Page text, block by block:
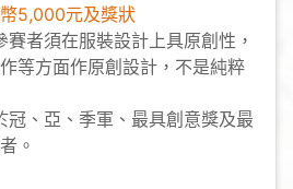
5,000元及獎狀
者須在服裝設計上具原創性，
等方面作原創設計，不是純粹
冠、亞、季軍、最具創意獎及最
。